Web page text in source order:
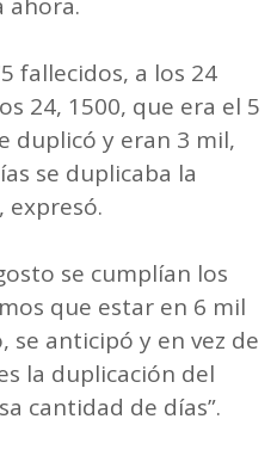
fallecidos, a los 24
24, 1500, que era el 5
duplicó y eran 3 mil,
se duplicaba la
expresó.
se cumplían los
que estar en 6 mil
se anticipó y en vez de
la duplicación del
cantidad de días”.